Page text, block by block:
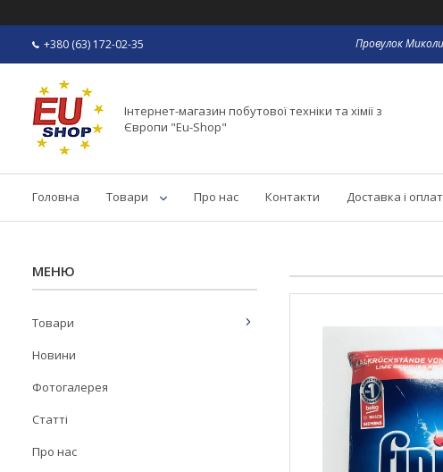
+380 (63) 172-02-35 Провулок
Інтернет-магазин побутової техніки та хімії з
Європи "Eu-Shop"
Головна Товари Про нас Контакти Доставка і
Товари
Новини
Фотогалерея
Статті
Про нас